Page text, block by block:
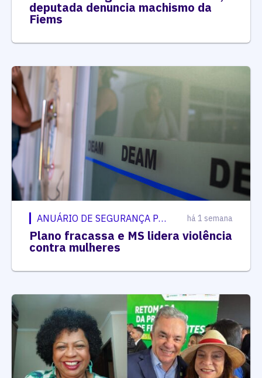
deputada denuncia machismo da
Fiems
ANUÁRIO DE SEGURANÇA PÚBLICA há 1 semana
Plano fracassa e MS lidera violência
contra mulheres